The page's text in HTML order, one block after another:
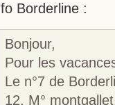
Borderline :
Bonjour,
Pour les
Le n°7 de
12, M°